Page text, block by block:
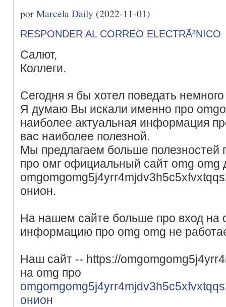
porMarcela Daily (2022-11-01)
RESPONDER AL CORREO ELECTRÃ³NICO
Салют,
Коллеги.
Сегодня я бы хотел поведать
Я думаю Вы искали именно про
наиболее актуальная информация
вас наиболее полезной.
Мы предлагаем больше полезностей
про омг официальный сайт omg omg
онион.
На нашем сайте больше про вход на
информацию про omg omg не
Наш сайт -- https://
на omg про
онион